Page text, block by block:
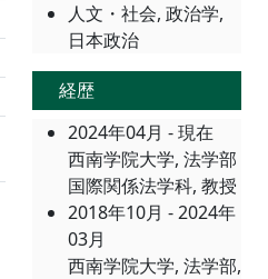
人文・社会, 政治学,
日本政治
経歴
2024年04月 - 現在
西南学院大学, 法学部
国際関係法学科, 教授
2018年10月 - 2024年
03月
西南学院大学, 法学部,